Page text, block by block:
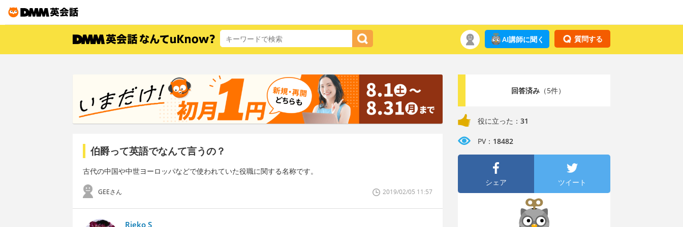
質問する
AI講師に聞く
伯爵って英語でなんて言うの？
古代の中国や中世ヨーロッパなどで使われていた役職に関する名称です。
GEEさん 2019/02/05 11:57
Rieko S
回答済み（5件）
役に立った： 31
PV： 18482
シェア ツイート